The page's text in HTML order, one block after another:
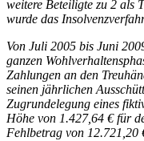
weitere Beteiligte zu 2 als
wurde das
Von Juli 2005 bis Juni
ganzen
Zahlungen an den
seinen jährlichen
Zugrundelegung eines
Höhe von 1.427,64 € für
Fehlbetrag von 12.721,20